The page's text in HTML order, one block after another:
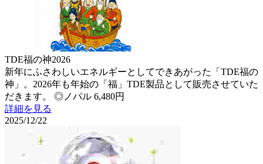
TDE福の神2026
新年にふさわしいエネルギーとしてできあがった「TDE福の
神」。2026年も年始の「福」TDE製品として販売させていた
だきます。 ◎ノパル 6,480円
詳細を見る
2025/12/22